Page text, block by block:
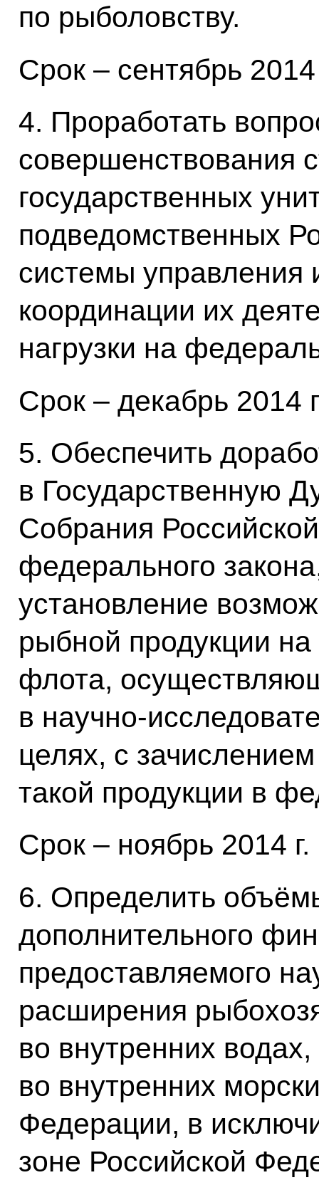
по рыболовству.
Срок – сентябрь 2014
4. Проработать
совершенствования
государственных
подведомственных
системы
координации их
нагрузки на
Срок – декабрь 2014
5. Обеспечить
в Государственную
Собрания
федерального
установление
рыбной продукции
флота,
в научно-
целях, с
такой продукции в
Срок – ноябрь 2014 г.
6. Определить
дополнительного
предоставляемого
расширения
во внутренних
во внутренних
Федерации, в
зоне Российской